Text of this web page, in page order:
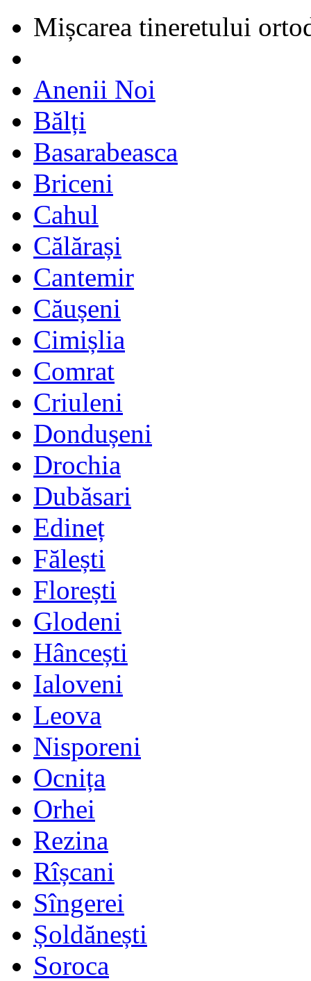
Mișcarea tineretului
Anenii Noi
Bălți
Basarabeasca
Briceni
Cahul
Călărași
Cantemir
Căușeni
Cimișlia
Comrat
Criuleni
Dondușeni
Drochia
Dubăsari
Edineț
Fălești
Florești
Glodeni
Hâncești
Ialoveni
Leova
Nisporeni
Ocnița
Orhei
Rezina
Rîșcani
Sîngerei
Șoldănești
Soroca